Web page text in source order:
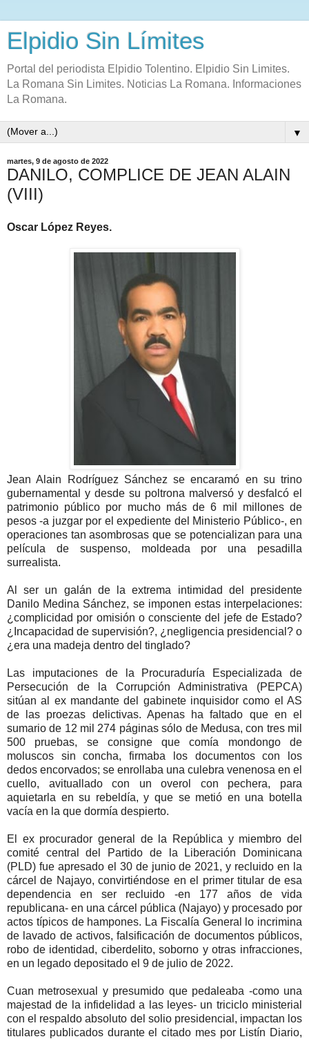
Elpidio Sin Límites
Portal del periodista Elpidio Tolentino. Elpidio Sin Limites.
La Romana Sin Limites. Noticias La Romana. Informaciones
La Romana.
▼
martes, 9 de agosto de 2022
DANILO, COMPLICE DE JEAN ALAIN
(VIII)
Oscar López Reyes.
Jean Alain Rodríguez Sánchez se encaramó en su trino
gubernamental y desde su poltrona malversó y desfalcó el
patrimonio público por mucho más de 6 mil millones de
pesos -a juzgar por el expediente del Ministerio Público-, en
operaciones tan asombrosas que se potencializan para una
película de suspenso, moldeada por una pesadilla
surrealista.
Al ser un galán de la extrema intimidad del presidente
Danilo Medina Sánchez, se imponen estas interpelaciones:
¿complicidad por omisión o consciente del jefe de Estado?
¿Incapacidad de supervisión?, ¿negligencia presidencial? o
¿era una madeja dentro del tinglado?
Las imputaciones de la Procuraduría Especializada de
Persecución de la Corrupción Administrativa (PEPCA)
sitúan al ex mandante del gabinete inquisidor como el AS
de las proezas delictivas. Apenas ha faltado que en el
sumario de 12 mil 274 páginas sólo de Medusa, con tres mil
500 pruebas, se consigne que comía mondongo de
moluscos sin concha, firmaba los documentos con los
dedos encorvados; se enrollaba una culebra venenosa en el
cuello, avituallado con un overol con pechera, para
aquietarla en su rebeldía, y que se metió en una botella
vacía en la que dormía despierto.
El ex procurador general de la República y miembro del
comité central del Partido de la Liberación Dominicana
(PLD) fue apresado el 30 de junio de 2021, y recluido en la
cárcel de Najayo, convirtiéndose en el primer titular de esa
dependencia en ser recluido -en 177 años de vida
republicana- en una cárcel pública (Najayo) y procesado por
actos típicos de hampones. La Fiscalía General lo incrimina
de lavado de activos, falsificación de documentos públicos,
robo de identidad, ciberdelito, soborno y otras infracciones,
en un legado depositado el 9 de julio de 2022.
Cuan metrosexual y presumido que pedaleaba -como una
majestad de la infidelidad a las leyes- un triciclo ministerial
con el respaldo absoluto del solio presidencial, impactan los
titulares publicados durante el citado mes por Listín Diario,